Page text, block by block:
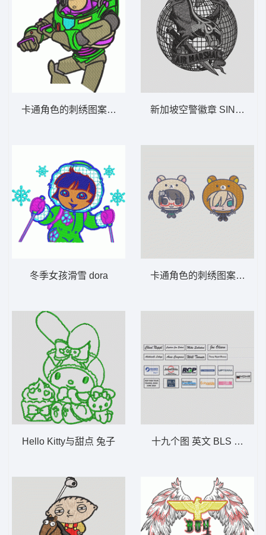
卡通角色的刺绣图案 巴斯
冬季女孩滑雪 dora
Hello Kitty与甜点 兔子
新加坡空警徽章
卡通角色的刺绣图案 卡通
十九个图 英文 BLS FACI